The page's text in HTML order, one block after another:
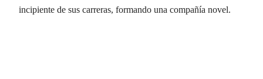
incipiente de sus carreras, formando una compañía novel.